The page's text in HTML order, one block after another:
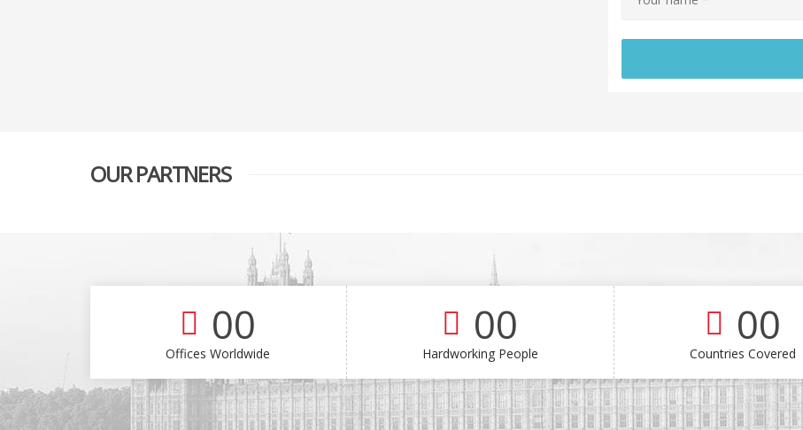
OUR PARTNERS
00
Offices Worldwide
00
Hardworking People
00
Countries Covered